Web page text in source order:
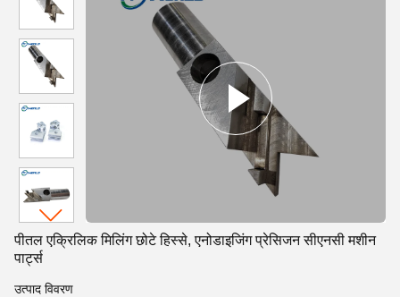
पीतल एक्रिलिक मिलिंग छोटे हिस्से, एनोडाइजिंग प्रेसिजन सीएनसी मशीन
पार्ट्स
उत्पाद विवरण